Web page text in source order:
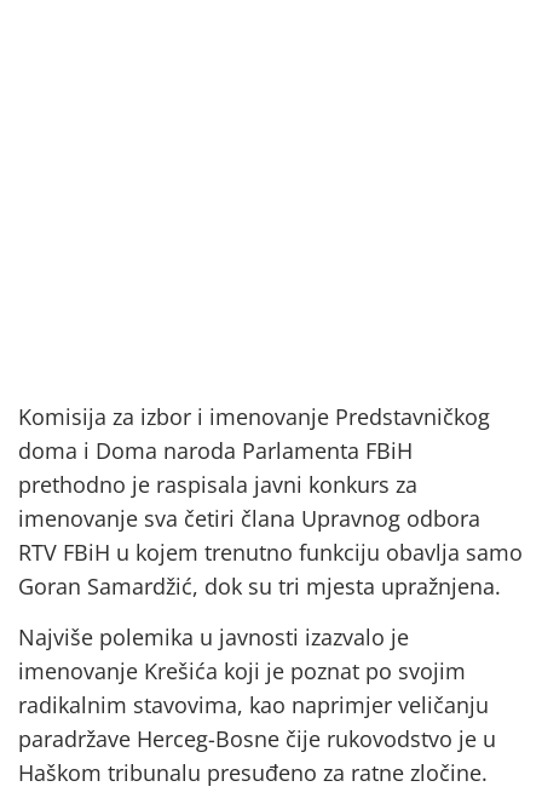
Komisija za izbor i imenovanje Predstavničkog
doma i Doma naroda Parlamenta FBiH
prethodno je raspisala javni konkurs za
imenovanje sva četiri člana Upravnog odbora
RTV FBiH u kojem trenutno funkciju obavlja samo
Goran Samardžić, dok su tri mjesta upražnjena.
Najviše polemika u javnosti izazvalo je
imenovanje Krešića koji je poznat po svojim
radikalnim stavovima, kao naprimjer veličanju
paradržave Herceg-Bosne čije rukovodstvo je u
Haškom tribunalu presuđeno za ratne zločine.